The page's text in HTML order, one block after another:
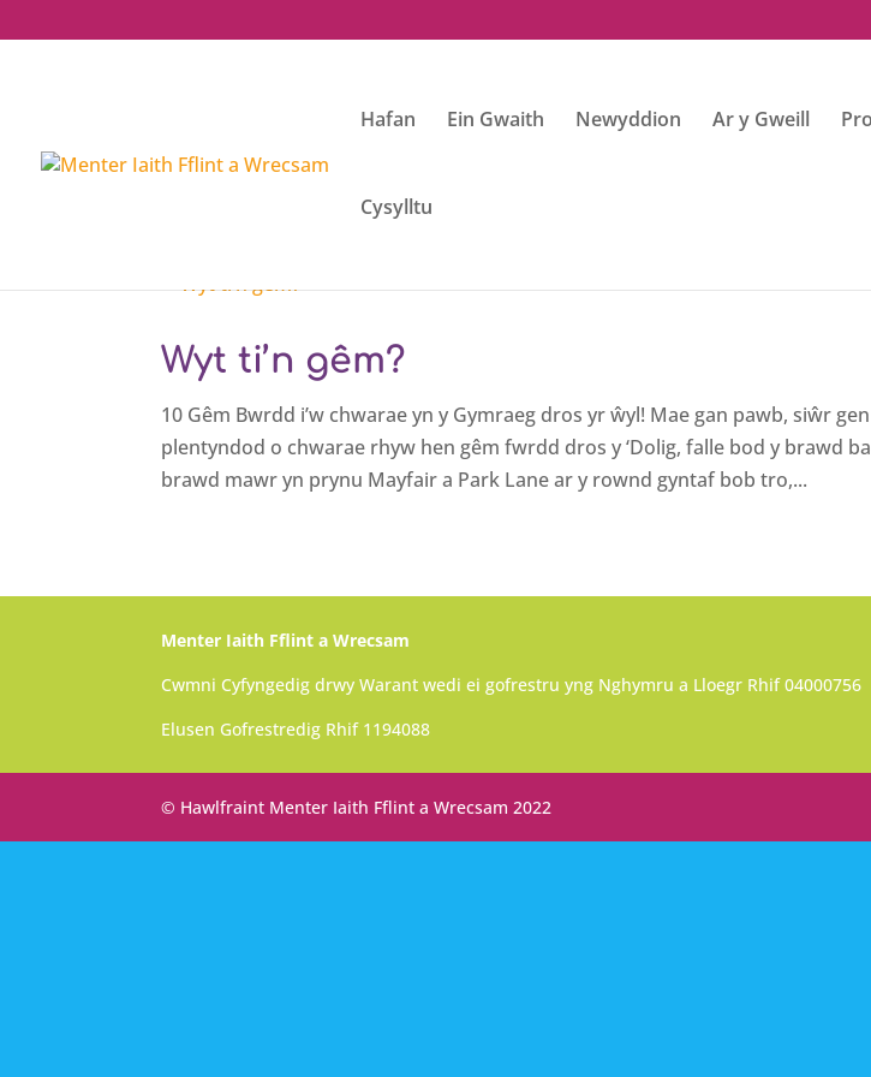
Hafan Ein Gwaith Newyddion Ar y Gweill
Cysylltu
Wyt ti’n gêm?
10 Gêm Bwrdd i’w chwarae yn y Gymraeg dros yr ŵyl! Mae gan pawb, siŵr
plentyndod o chwarae rhyw hen gêm fwrdd dros y ‘Dolig, falle bod y brawd
brawd mawr yn prynu Mayfair a Park Lane ar y rownd gyntaf bob tro,...
Menter Iaith Fflint a Wrecsam
Cwmni Cyfyngedig drwy Warant wedi ei gofrestru yng Nghymru a Lloegr Rhif 04000756
Elusen Gofrestredig Rhif 1194088
© Hawlfraint Menter Iaith Fflint a Wrecsam 2022